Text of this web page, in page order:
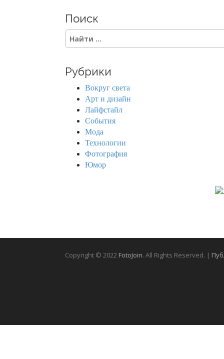
Поиск
S
e
c
Рубрики
Вокруг света
Арт и дизайн
Лайфстайл
События
Мода
Технологии
Фотография
Юмор
Copyright © 2022 FotoJoin. All Rights Reserved. |